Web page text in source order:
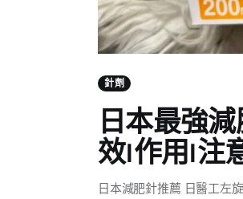
針劑
日本最強
效I作用I注
日本減肥針推薦 日醫工左